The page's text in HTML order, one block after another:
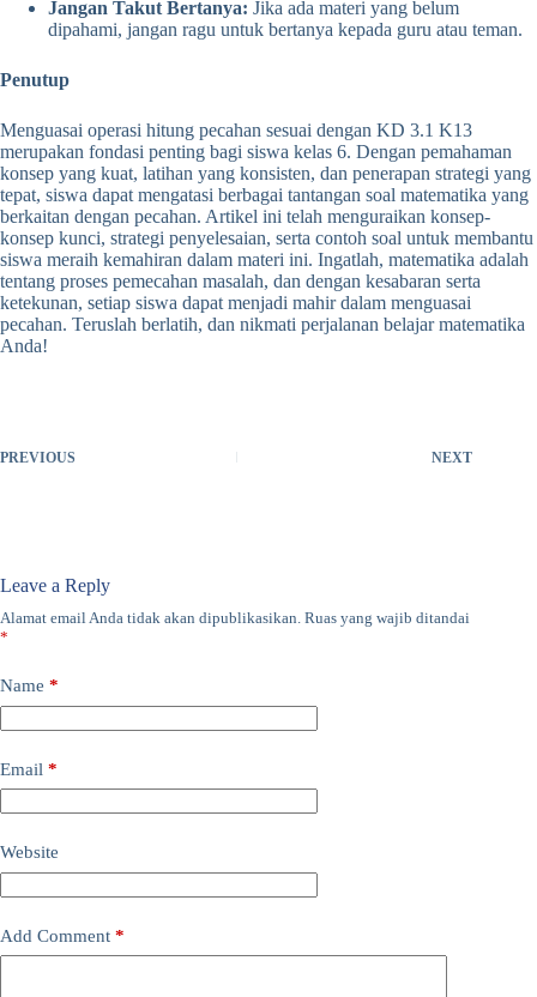
Jangan Takut Bertanya: Jika ada materi yang belum
dipahami, jangan ragu untuk bertanya kepada guru atau teman.
Penutup
Menguasai operasi hitung pecahan sesuai dengan KD 3.1 K13
merupakan fondasi penting bagi siswa kelas 6. Dengan pemahaman
konsep yang kuat, latihan yang konsisten, dan penerapan strategi yang
tepat, siswa dapat mengatasi berbagai tantangan soal matematika yang
berkaitan dengan pecahan. Artikel ini telah menguraikan konsep-
konsep kunci, strategi penyelesaian, serta contoh soal untuk membantu
siswa meraih kemahiran dalam materi ini. Ingatlah, matematika adalah
tentang proses pemecahan masalah, dan dengan kesabaran serta
ketekunan, setiap siswa dapat menjadi mahir dalam menguasai
pecahan. Teruslah berlatih, dan nikmati perjalanan belajar matematika
Anda!
PREVIOUS NEXT
Leave a Reply
Alamat email Anda tidak akan dipublikasikan. Ruas yang wajib ditandai
*
Name *
Email *
Website
Add Comment *